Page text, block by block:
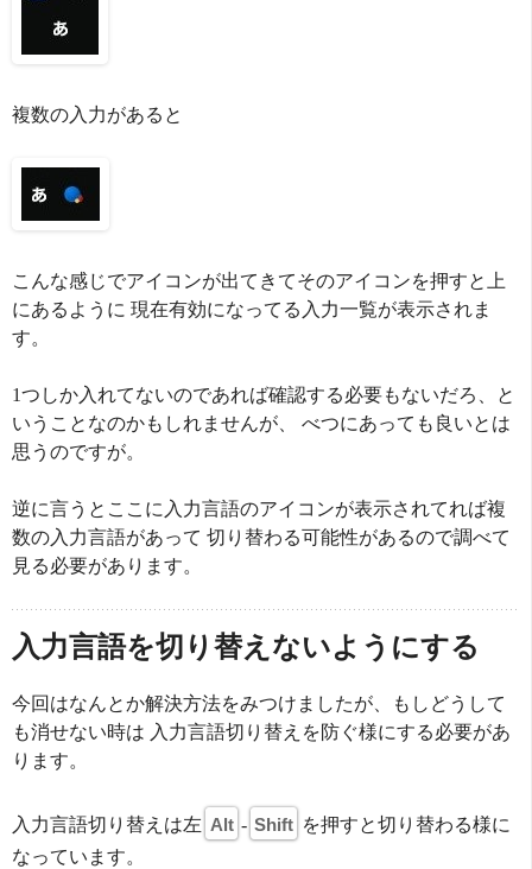
複数の入力があると
こんな感じでアイコンが出てきてそのアイコンを押すと上
にあるように 現在有効になってる入力一覧が表示されま
す。
1つしか入れてないのであれば確認する必要もないだろ、と
いうことなのかもしれませんが、 べつにあっても良いとは
思うのですが。
逆に言うとここに入力言語のアイコンが表示されてれば複
数の入力言語があって 切り替わる可能性があるので調べて
見る必要があります。
入力言語を切り替えないようにする
今回はなんとか解決方法をみつけましたが、もしどうして
も消せない時は 入力言語切り替えを防ぐ様にする必要があ
ります。
入力言語切り替えは左 Alt - Shift を押すと切り替わる様に
なっています。